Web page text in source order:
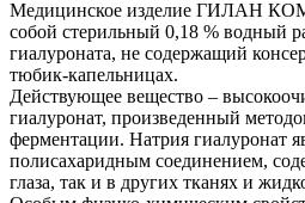
Медицинское изделие ГИЛАН
собой стерильный 0,18 % водный
гиалуроната, не содержащий
тюбик-капельницах.
Действующее вещество –
гиалуронат, произведенный
ферментации. Натрия гиалуронат
полисахаридным соединением,
глаза, так и в других тканях и